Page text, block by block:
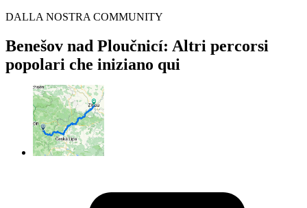
DALLA NOSTRA COMMUNITY
Benešov nad Ploučnicí: Altri percorsi
popolari che iniziano qui